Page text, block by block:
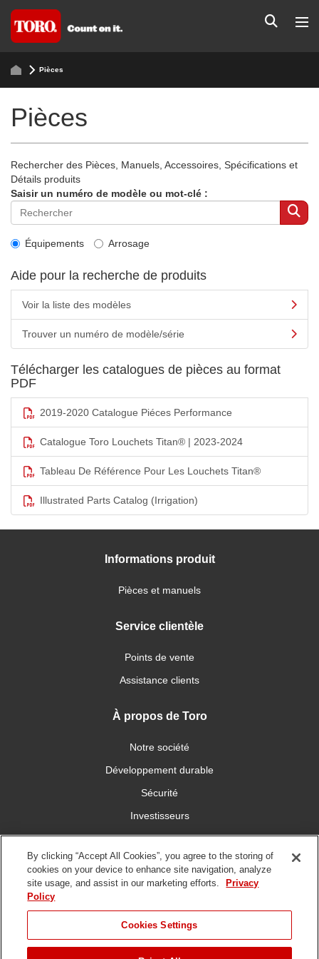
Pièces
Pièces
Rechercher des Pièces, Manuels, Accessoires, Spécifications et
Détails produits
Saisir un numéro de modèle ou mot-clé :
Équipements Arrosage
Aide pour la recherche de produits
Voir la liste des modèles
Trouver un numéro de modèle/série
Télécharger les catalogues de pièces au format
PDF
2019-2020 Catalogue Piéces Performance
Catalogue Toro Louchets Titan® | 2023-2024
Tableau De Référence Pour Les Louchets Titan®
Illustrated Parts Catalog (Irrigation)
Informations produit
Pièces et manuels
Service clientèle
Points de vente
Assistance clients
À propos de Toro
Notre société
Développement durable
Sécurité
Investisseurs
Carrières
Connectez-vous avec nous
By clicking “Accept All Cookies”, you agree to the storing of
cookies on your device to enhance site navigation, analyze
site usage, and assist in our marketing efforts.
Privacy
Policy
Cookies Settings